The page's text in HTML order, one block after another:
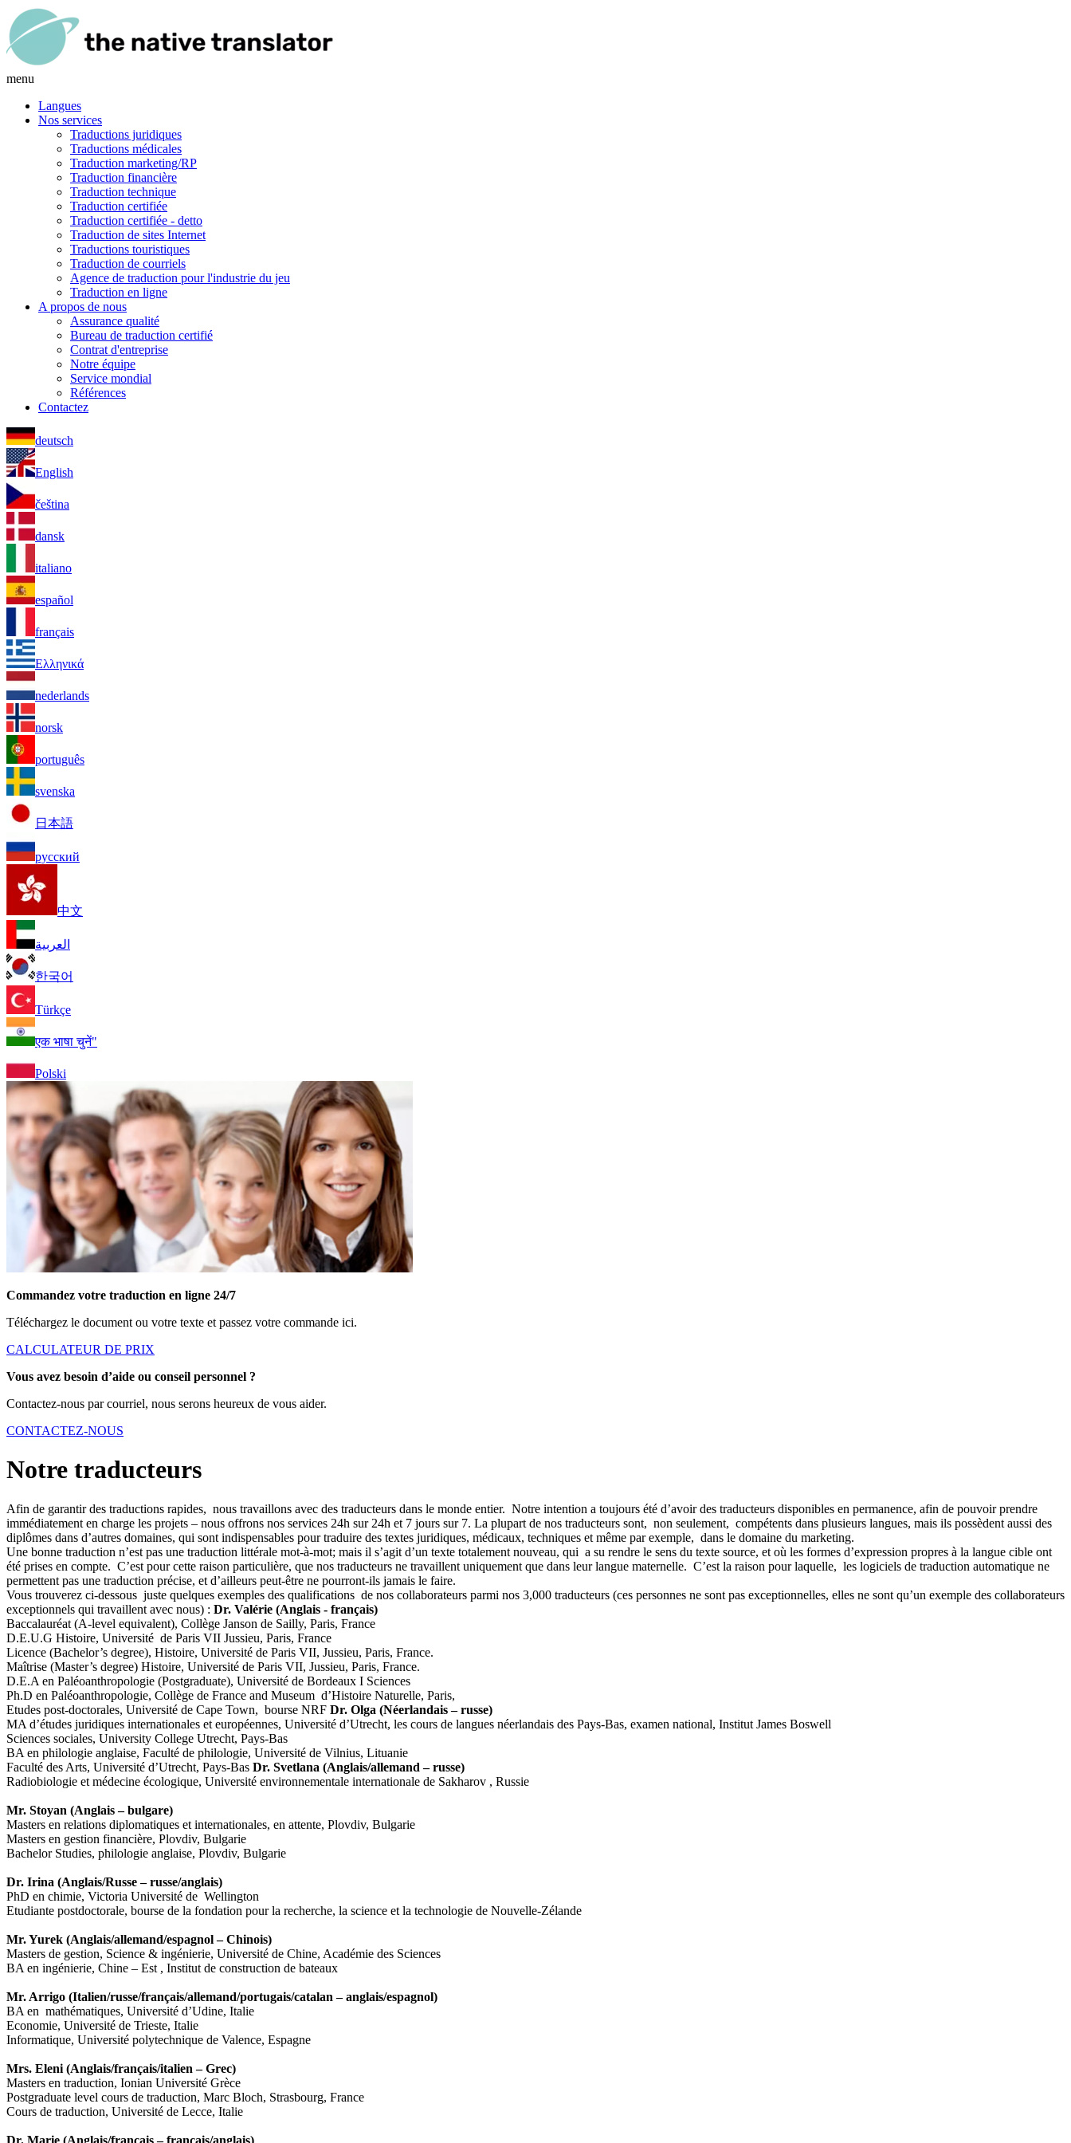
menu
Langues
Nos services
Traductions juridiques
Traductions médicales
Traduction marketing/RP
Traduction financière
Traduction technique
Traduction certifiée
Traduction certifiée - detto
Traduction de sites Internet
Traductions touristiques
Traduction de courriels
Agence de traduction pour l'industrie du jeu
Traduction en ligne
A propos de nous
Assurance qualité
Bureau de traduction certifié
Contrat d'entreprise
Notre équipe
Service mondial
Références
Contactez
deutsch
English
čeština
dansk
italiano
español
français
Ελληνικά
nederlands
norsk
português
svenska
日本語
русский
中文
العربية
한국어
Türkçe
एक भाषा चुनें"
Polski
Commandez votre traduction en ligne 24/7
Téléchargez le document ou votre texte et passez votre commande ici.
CALCULATEUR DE PRIX
Vous avez besoin d’aide ou conseil personnel ?
Contactez-nous par courriel, nous serons heureux de vous aider.
CONTACTEZ-NOUS
Notre traducteurs
Afin de garantir des traductions rapides, nous travaillons avec des traducteurs dans le monde entier. Notre intention a toujours été d’avoir des traducteurs disponibles en permanence, afin de pouvoir prendre
immédiatement en charge les projets – nous offrons nos services 24h sur 24h et 7 jours sur 7. La plupart de nos traducteurs sont, non seulement, compétents dans plusieurs langues, mais ils possèdent aussi des
diplômes dans d’autres domaines, qui sont indispensables pour traduire des textes juridiques, médicaux, techniques et même par exemple, dans le domaine du marketing.
Une bonne traduction n’est pas une traduction littérale mot-à-mot; mais il s’agit d’un texte totalement nouveau, qui a su rendre le sens du texte source, et où les formes d’expression propres à la langue cible ont
été prises en compte. C’est pour cette raison particulière, que nos traducteurs ne travaillent uniquement que dans leur langue maternelle. C’est la raison pour laquelle, les logiciels de traduction automatique ne
permettent pas une traduction précise, et d’ailleurs peut-être ne pourront-ils jamais le faire.
Vous trouverez ci-dessous juste quelques exemples des qualifications de nos collaborateurs parmi nos 3,000 traducteurs (ces personnes ne sont pas exceptionnelles, elles ne sont qu’un exemple des collaborateurs
exceptionnels qui travaillent avec nous) : Dr. Valérie (Anglais - français)
Baccalauréat (A-level equivalent), Collège Janson de Sailly, Paris, France
D.E.U.G Histoire, Université de Paris VII Jussieu, Paris, France
Licence (Bachelor’s degree), Histoire, Université de Paris VII, Jussieu, Paris, France.
Maîtrise (Master’s degree) Histoire, Université de Paris VII, Jussieu, Paris, France.
D.E.A en Paléoanthropologie (Postgraduate), Université de Bordeaux I Sciences
Ph.D en Paléoanthropologie, Collège de France and Museum d’Histoire Naturelle, Paris,
Etudes post-doctorales, Université de Cape Town, bourse NRF Dr. Olga (Néerlandais – russe)
MA d’études juridiques internationales et européennes, Université d’Utrecht, les cours de langues néerlandais des Pays-Bas, examen national, Institut James Boswell
Sciences sociales, University College Utrecht, Pays-Bas
BA en philologie anglaise, Faculté de philologie, Université de Vilnius, Lituanie
Faculté des Arts, Université d’Utrecht, Pays-Bas Dr. Svetlana (Anglais/allemand – russe)
Radiobiologie et médecine écologique, Université environnementale internationale de Sakharov , Russie
Mr. Stoyan (Anglais – bulgare)
Masters en relations diplomatiques et internationales, en attente, Plovdiv, Bulgarie
Masters en gestion financière, Plovdiv, Bulgarie
Bachelor Studies, philologie anglaise, Plovdiv, Bulgarie
Dr. Irina (Anglais/Russe – russe/anglais)
PhD en chimie, Victoria Université de Wellington
Etudiante postdoctorale, bourse de la fondation pour la recherche, la science et la technologie de Nouvelle-Zélande
Mr. Yurek (Anglais/allemand/espagnol – Chinois)
Masters de gestion, Science & ingénierie, Université de Chine, Académie des Sciences
BA en ingénierie, Chine – Est , Institut de construction de bateaux
Mr. Arrigo (Italien/russe/français/allemand/portugais/catalan – anglais/espagnol)
BA en mathématiques, Université d’Udine, Italie
Economie, Université de Trieste, Italie
Informatique, Université polytechnique de Valence, Espagne
Mrs. Eleni (Anglais/français/italien – Grec)
Masters en traduction, Ionian Université Grèce
Postgraduate level cours de traduction, Marc Bloch, Strasbourg, France
Cours de traduction, Université de Lecce, Italie
Dr. Marie (Anglais/français – français/anglais)